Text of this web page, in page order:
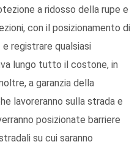
a ridosso della rupe e
con il posizionamento di
registrare qualsiasi
lungo tutto il costone, in
a garanzia della
lavoreranno sulla strada e
posizionate barriere
su cui saranno